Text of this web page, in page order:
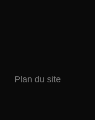
Plan du site